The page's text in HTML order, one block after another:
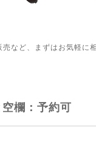
など、まずはお気軽に相
欄：予約可